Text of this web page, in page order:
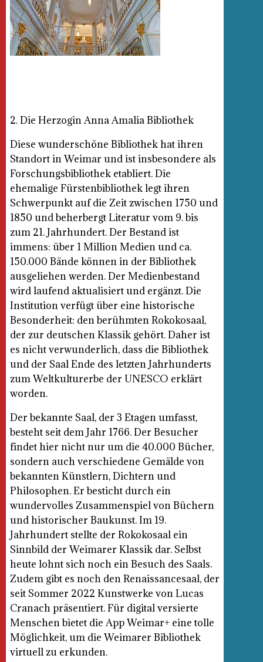
2. Die Herzogin Anna Amalia Bibliothek
Diese wunderschöne Bibliothek hat ihren
Standort in Weimar und ist insbesondere als
Forschungsbibliothek etabliert. Die
ehemalige Fürstenbibliothek legt ihren
Schwerpunkt auf die Zeit zwischen 1750 und
1850 und beherbergt Literatur vom 9. bis
zum 21. Jahrhundert. Der Bestand ist
immens: über 1 Million Medien und ca.
150.000 Bände können in der Bibliothek
ausgeliehen werden. Der Medienbestand
wird laufend aktualisiert und ergänzt. Die
Institution verfügt über eine historische
Besonderheit: den berühmten Rokokosaal,
der zur deutschen Klassik gehört. Daher ist
es nicht verwunderlich, dass die Bibliothek
und der Saal Ende des letzten Jahrhunderts
zum Weltkulturerbe der UNESCO erklärt
worden.
Der bekannte Saal, der 3 Etagen umfasst,
besteht seit dem Jahr 1766. Der Besucher
findet hier nicht nur um die 40.000 Bücher,
sondern auch verschiedene Gemälde von
bekannten Künstlern, Dichtern und
Philosophen. Er besticht durch ein
wundervolles Zusammenspiel von Büchern
und historischer Baukunst. Im 19.
Jahrhundert stellte der Rokokosaal ein
Sinnbild der Weimarer Klassik dar. Selbst
heute lohnt sich noch ein Besuch des Saals.
Zudem gibt es noch den Renaissancesaal, der
seit Sommer 2022 Kunstwerke von Lucas
Cranach präsentiert. Für digital versierte
Menschen bietet die App Weimar+ eine tolle
Möglichkeit, um die Weimarer Bibliothek
virtuell zu erkunden.